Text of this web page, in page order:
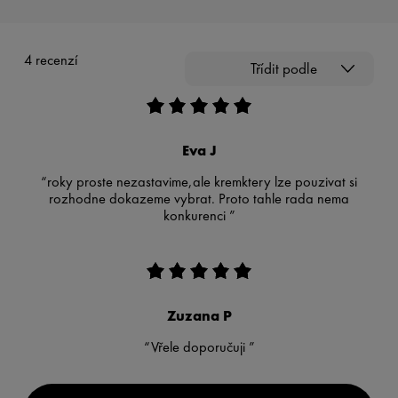
4 recenzí Třídit podle
Eva J
“roky proste nezastavime,ale kremktery lze pouzivat si
rozhodne dokazeme vybrat. Proto tahle rada nema
konkurenci ”
Zuzana P
“Vřele doporučuji ”